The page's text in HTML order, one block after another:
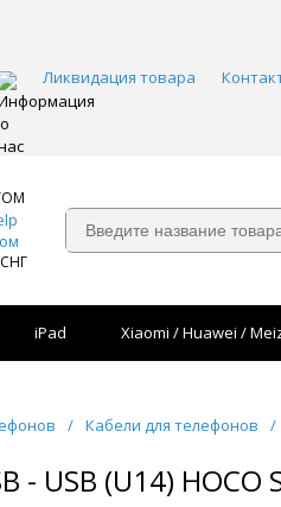
Ликвидация товара
iPad Xiaomi / Huawei /
/ Кабели для телефонов /
- USB (U14)